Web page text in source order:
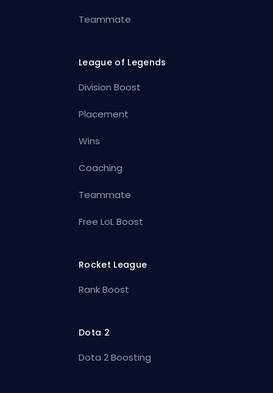
Teammate
League of Legends
Division Boost
Placement
Wins
Coaching
Teammate
Free LoL Boost
Rocket League
Rank Boost
Dota 2
Dota 2 Boosting